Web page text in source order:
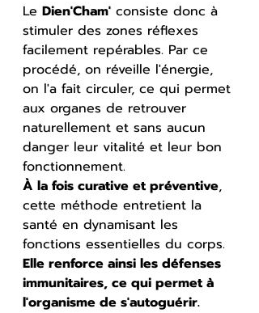
Le Dien'Cham' consiste donc à
stimuler des zones réflexes
facilement repérables. Par ce
procédé, on réveille l'énergie,
on l'a fait circuler, ce qui permet
aux organes de retrouver
naturellement et sans aucun
danger leur vitalité et leur bon
fonctionnement.
À la fois curative et préventive,
cette méthode entretient la
santé en dynamisant les
fonctions essentielles du corps.
Elle renforce ainsi les défenses
immunitaires, ce qui permet à
l'organisme de s'autoguérir.